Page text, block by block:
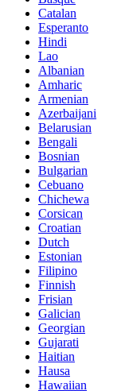
Catalan
Esperanto
Hindi
Lao
Albanian
Amharic
Armenian
Azerbaijani
Belarusian
Bengali
Bosnian
Bulgarian
Cebuano
Chichewa
Corsican
Croatian
Dutch
Estonian
Filipino
Finnish
Frisian
Galician
Georgian
Gujarati
Haitian
Hausa
Hawaiian